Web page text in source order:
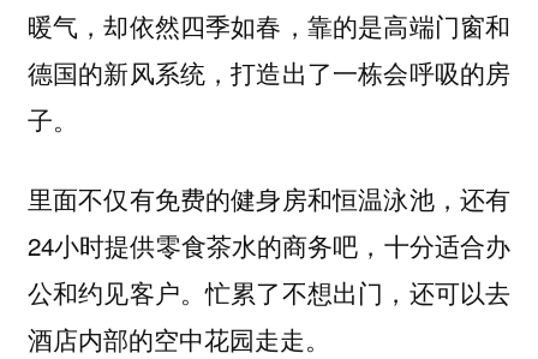
暖气，却依然四季如春，靠的是高端门窗和
德国的新风系统，打造出了一栋会呼吸的房
子。
里面不仅有免费的健身房和恒温泳池，还有
24小时提供零食茶水的商务吧，十分适合办
公和约见客户。忙累了不想出门，还可以去
酒店内部的空中花园走走。